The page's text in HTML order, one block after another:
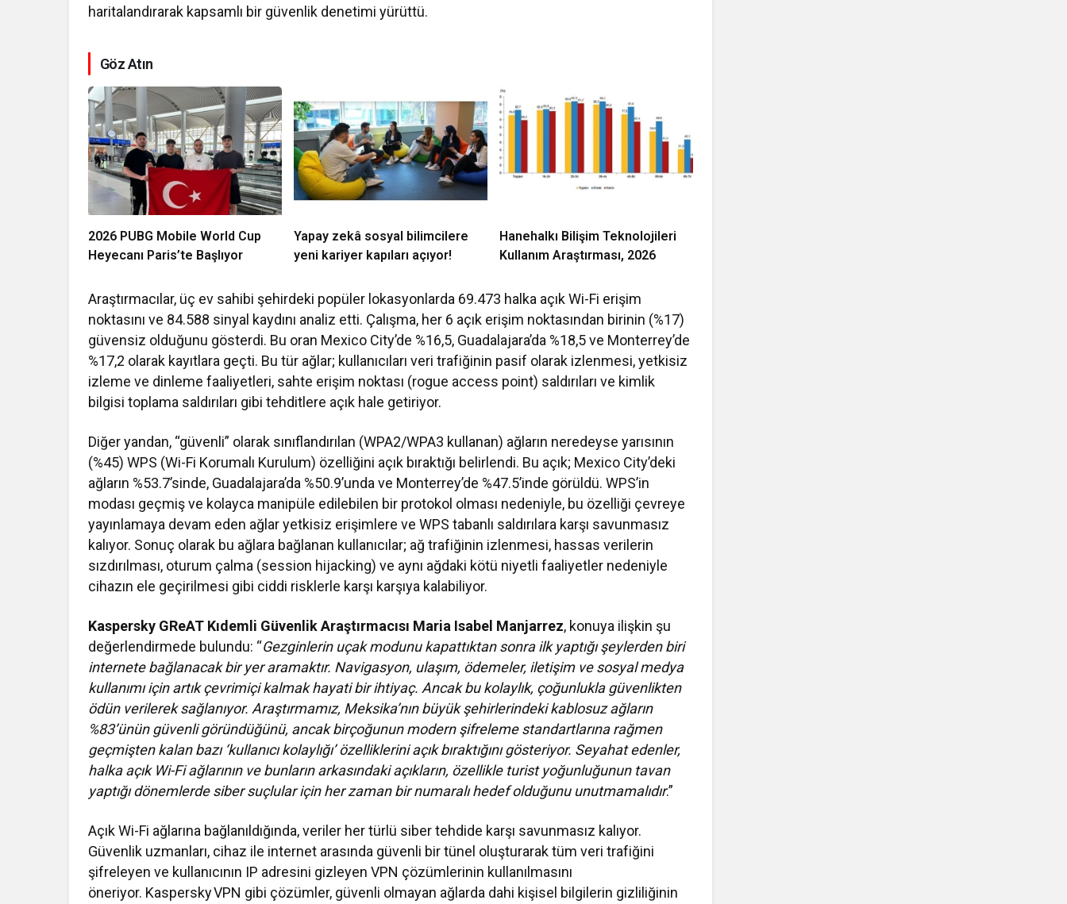
haritalandırarak kapsamlı bir güvenlik denetimi yürüttü.
Göz Atın
2026 PUBG Mobile World Cup
Heyecanı Paris’te Başlıyor
Yapay zekâ sosyal bilimcilere
yeni kariyer kapıları açıyor!
Hanehalkı Bilişim Teknolojileri
Kullanım Araştırması, 2026
Araştırmacılar, üç ev sahibi şehirdeki popüler lokasyonlarda 69.473 halka açık Wi-Fi erişim
noktasını ve 84.588 sinyal kaydını analiz etti. Çalışma, her 6 açık erişim noktasından birinin (%17)
güvensiz olduğunu gösterdi. Bu oran Mexico City’de %16,5, Guadalajara’da %18,5 ve Monterrey’de
%17,2 olarak kayıtlara geçti. Bu tür ağlar; kullanıcıları veri trafiğinin pasif olarak izlenmesi, yetkisiz
izleme ve dinleme faaliyetleri, sahte erişim noktası (rogue access point) saldırıları ve kimlik
bilgisi toplama saldırıları gibi tehditlere açık hale getiriyor.
Diğer yandan, “güvenli” olarak sınıflandırılan (WPA2/WPA3 kullanan) ağların neredeyse yarısının
(%45) WPS (Wi-Fi Korumalı Kurulum) özelliğini açık bıraktığı belirlendi. Bu açık; Mexico City’deki
ağların %53.7’sinde, Guadalajara’da %50.9’unda ve Monterrey’de %47.5’inde görüldü. WPS’in
modası geçmiş ve kolayca manipüle edilebilen bir protokol olması nedeniyle, bu özelliği çevreye
yayınlamaya devam eden ağlar yetkisiz erişimlere ve WPS tabanlı saldırılara karşı savunmasız
kalıyor. Sonuç olarak bu ağlara bağlanan kullanıcılar; ağ trafiğinin izlenmesi, hassas verilerin
sızdırılması, oturum çalma (session hijacking) ve aynı ağdaki kötü niyetli faaliyetler nedeniyle
cihazın ele geçirilmesi gibi ciddi risklerle karşı karşıya kalabiliyor.
Kaspersky GReAT Kıdemli Güvenlik Araştırmacısı Maria Isabel Manjarrez, konuya ilişkin şu
değerlendirmede bulundu: “Gezginlerin uçak modunu kapattıktan sonra ilk yaptığı şeylerden biri
internete bağlanacak bir yer aramaktır. Navigasyon, ulaşım, ödemeler, iletişim ve sosyal medya
kullanımı için artık çevrimiçi kalmak hayati bir ihtiyaç. Ancak bu kolaylık, çoğunlukla güvenlikten
ödün verilerek sağlanıyor. Araştırmamız, Meksika’nın büyük şehirlerindeki kablosuz ağların
%83’ünün güvenli göründüğünü, ancak birçoğunun modern şifreleme standartlarına rağmen
geçmişten kalan bazı ‘kullanıcı kolaylığı’ özelliklerini açık bıraktığını gösteriyor. Seyahat edenler,
halka açık Wi-Fi ağlarının ve bunların arkasındaki açıkların, özellikle turist yoğunluğunun tavan
yaptığı dönemlerde siber suçlular için her zaman bir numaralı hedef olduğunu unutmamalıdır.”
Açık Wi-Fi ağlarına bağlanıldığında, veriler her türlü siber tehdide karşı savunmasız kalıyor.
Güvenlik uzmanları, cihaz ile internet arasında güvenli bir tünel oluşturarak tüm veri trafiğini
şifreleyen ve kullanıcının IP adresini gizleyen VPN çözümlerinin kullanılmasını
öneriyor. Kaspersky VPN gibi çözümler, güvenli olmayan ağlarda dahi kişisel bilgilerin gizliliğinin